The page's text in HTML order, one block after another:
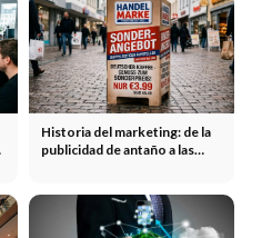
Historia del marketing: de la
publicidad de antaño a las